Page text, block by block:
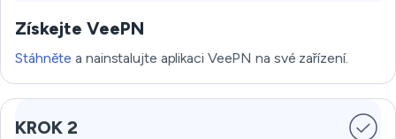
Získejte VeePN
Stáhněte a nainstalujte aplikaci VeePN na své zařízení.
KROK 2